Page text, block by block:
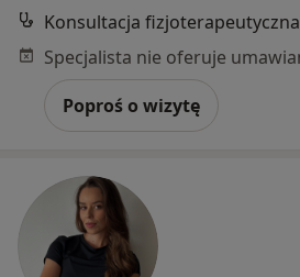
Konsultacja fizjoterapeutyczna
Poproś o wizytę